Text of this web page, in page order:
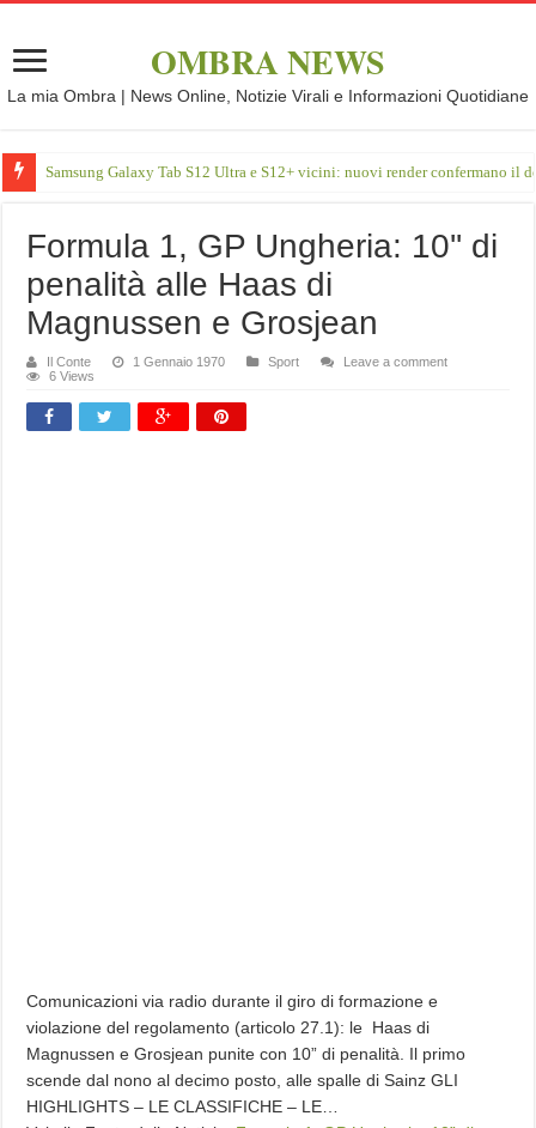
OMBRA NEWS
La mia Ombra | News Online, Notizie Virali e Informazioni Quotidiane
Samsung Galaxy Tab S12 Ultra e S12+ vicini: nuovi render confermano il
Formula 1, GP Ungheria: 10'' di
penalità alle Haas di
Magnussen e Grosjean
Il Conte 1 Gennaio 1970 Sport
Leave a comment
6 Views
Comunicazioni via radio durante il giro di formazione e
violazione del regolamento (articolo 27.1): le Haas di
Magnussen e Grosjean punite con 10” di penalità. Il primo
scende dal nono al decimo posto, alle spalle di Sainz GLI
HIGHLIGHTS – LE CLASSIFICHE – LE…